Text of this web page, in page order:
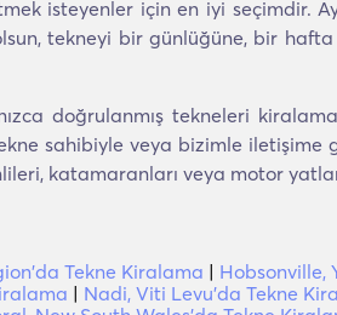
isteyenler için en iyi seçimdir.
tekneyi bir günlüğüne, bir
doğrulanmış tekneleri
sahibiyle veya bizimle
katamaranları veya motor
Tekne Kiralama | Hobsonville,
| Nadi, Viti Levu'da Tekne